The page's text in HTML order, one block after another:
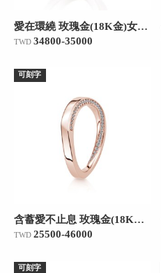
愛在環繞 玫瑰金(18K金)女款結婚對戒
TWD 34800-35000
可刻字
含蓄愛不止息 玫瑰金(18K金)女款結婚對戒
TWD 25500-46000
可刻字